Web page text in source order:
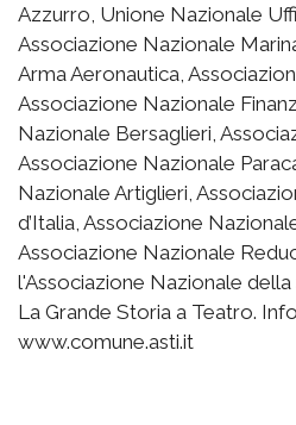
Azzurro, Unione Nazionale
Associazione Nazionale
Arma Aeronautica,
Associazione Nazionale
Nazionale Bersaglieri,
Associazione Nazionale
Nazionale Artiglieri,
d’Italia, Associazione
Associazione Nazionale
l'Associazione Nazionale
La Grande Storia a Teatro.
www.comune.asti.it